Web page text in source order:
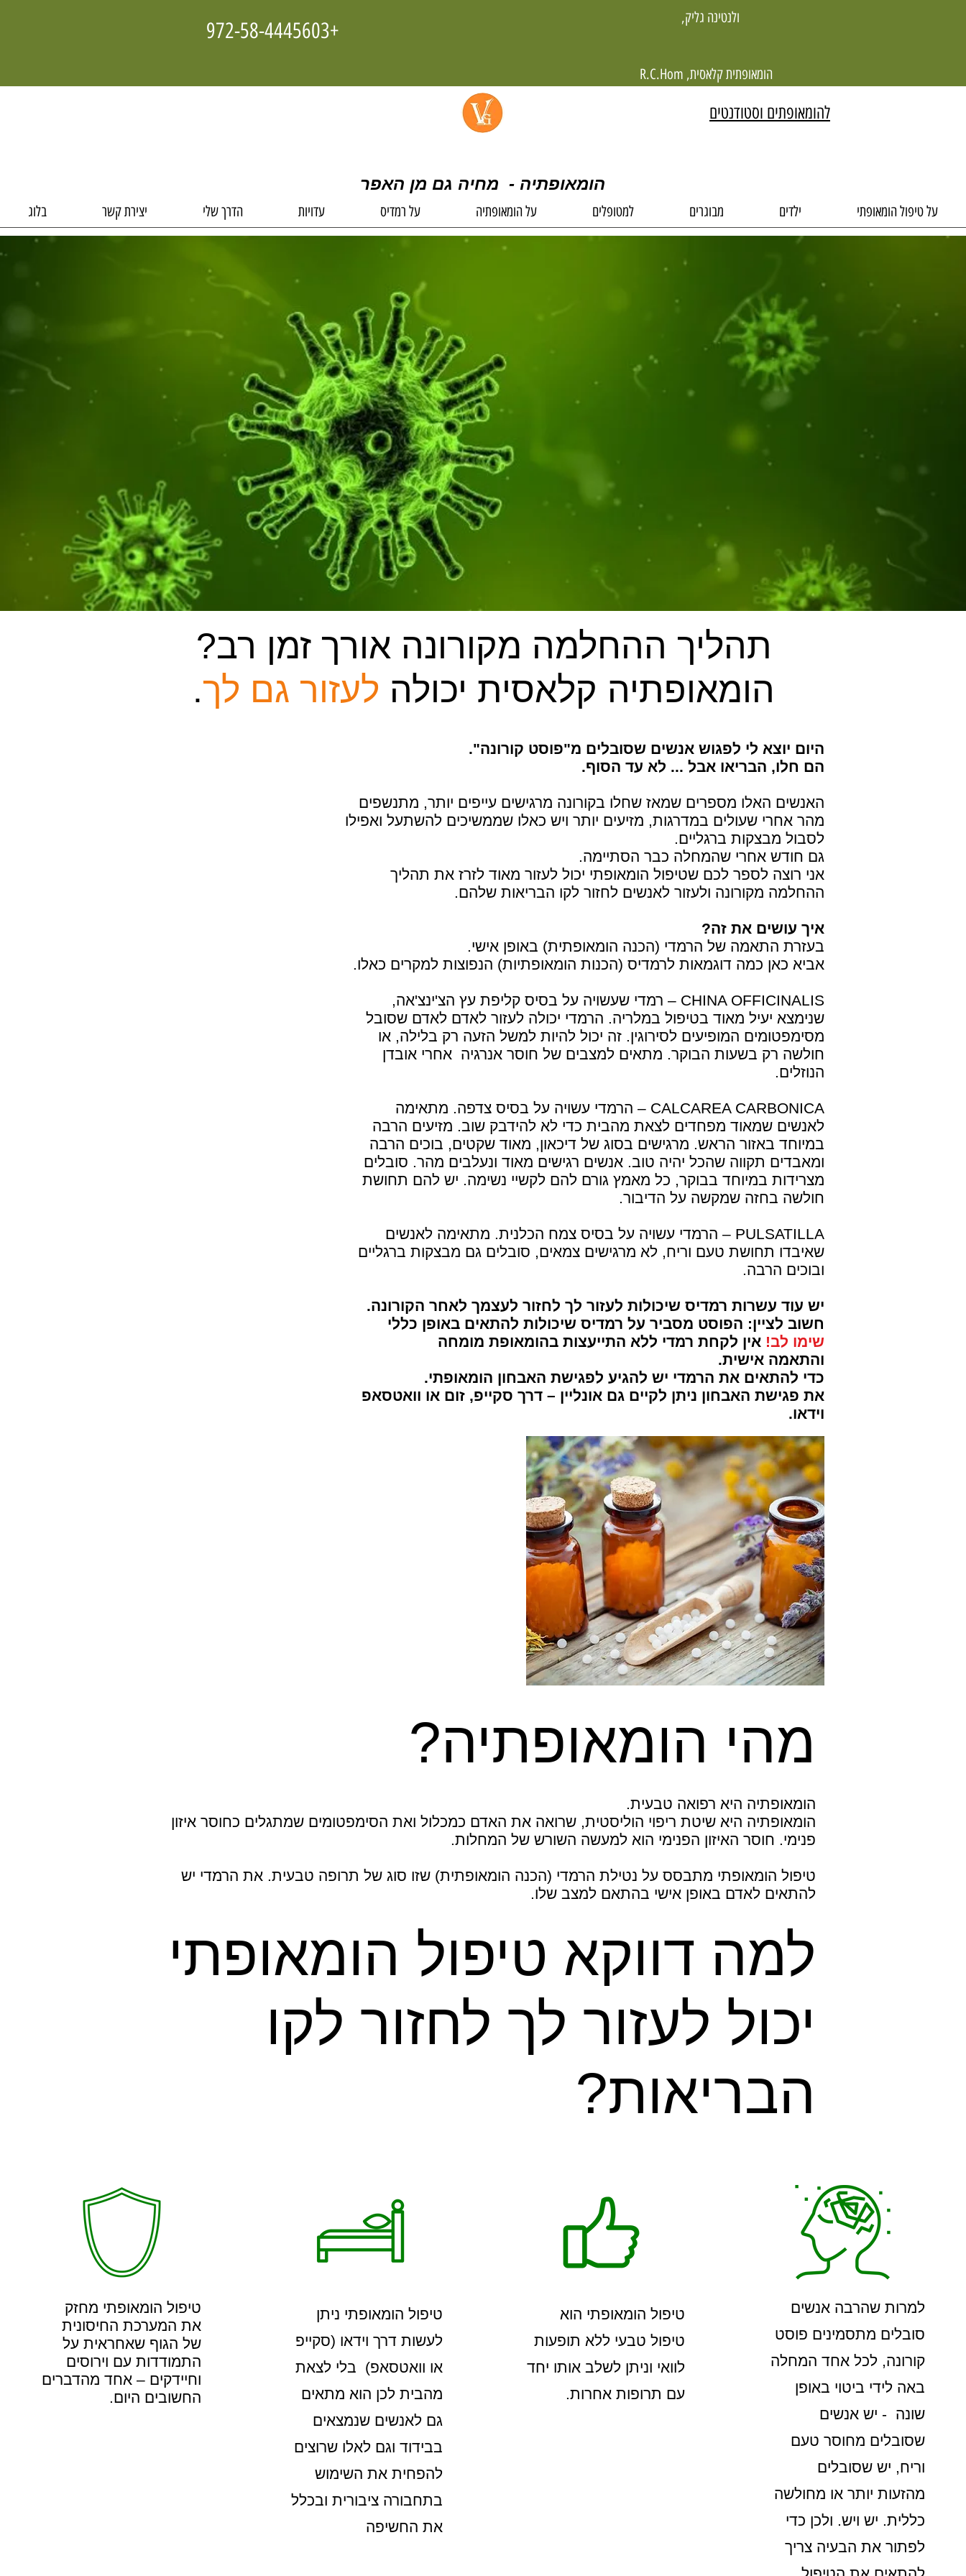
ולנטינה גליק, +972-58-4445603
הומאופתית קלאסית, R.C.Hom
להומאופתים וסטודנטים
הומאופתיה - מחיה גם מן האפר
על טיפול הומאופתי ילדים מבוגרים למטופלים על הומאופתיה על רמדיס עדויות הדרך שלי יצירת קשר בלוג
תהליך ההחלמה מקורונה אורך זמן רב?
הומאופתיה קלאסית יכולה לעזור גם לך.
היום יוצא לי לפגוש אנשים שסובלים מ"פוסט קורונה".
הם חלו, הבריאו אבל ... לא עד הסוף.
האנשים האלו מספרים שמאז שחלו בקורונה מרגישים עייפים יותר, מתנשפים
מהר אחרי שעולים במדרגות, מזיעים יותר ויש כאלו שממשיכים להשתעל ואפילו
לסבול מבצקות ברגליים.
גם חודש אחרי שהמחלה כבר הסתיימה.
אני רוצה לספר לכם שטיפול הומאופתי יכול לעזור מאוד לזרז את תהליך
ההחלמה מקורונה ולעזור לאנשים לחזור לקו הבריאות שלהם.
איך עושים את זה?
בעזרת התאמה של הרמדי (הכנה הומאופתית) באופן אישי.
אביא כאן כמה דוגמאות לרמדיס (הכנות הומאופתיות) הנפוצות למקרים כאלו.
CHINA OFFICINALIS – רמדי שעשויה על בסיס קליפת עץ הצ'ינצ'אה,
שנימצא יעיל מאוד בטיפול במלריה. הרמדי יכולה לעזור לאדם לאדם שסובל
מסימפטומים המופיעים לסירוגין. זה יכול להיות למשל הזעה רק בלילה, או
חולשה רק בשעות הבוקר. מתאים למצבים של חוסר אנרגיה אחרי אובדן
הנוזלים.
CALCAREA CARBONICA – הרמדי עשויה על בסיס צדפה. מתאימה
לאנשים שמאוד מפחדים לצאת מהבית כדי לא להידבק שוב. מזיעים הרבה
במיוחד באזור הראש. מרגישים בסוג של דיכאון, מאוד שקטים, בוכים הרבה
ומאבדים תקווה שהכל יהיה טוב. אנשים רגישים מאוד ונעלבים מהר. סובלים
מצרידות במיוחד בבוקר, כל מאמץ גורם להם לקשיי נשימה. יש להם תחושת
חולשה בחזה שמקשה על הדיבור.
PULSATILLA – הרמדי עשויה על בסיס צמח הכלנית. מתאימה לאנשים
שאיבדו תחושת טעם וריח, לא מרגישים צמאים, סובלים גם מבצקות ברגליים
ובוכים הרבה.
יש עוד עשרות רמדיס שיכולות לעזור לך לחזור לעצמך לאחר הקורונה.
חשוב לציין: הפוסט מסביר על רמדיס שיכולות להתאים באופן כללי
שימו לב! אין לקחת רמדי ללא התייעצות בהומאופת מומחה
והתאמה אישית.
כדי להתאים את הרמדי יש להגיע לפגישת האבחון הומאופתי.
את פגישת האבחון ניתן לקיים גם אונליין – דרך סקייפ, זום או וואטסאפ
וידאו.
מהי הומאופתיה?
הומאופתיה היא רפואה טבעית.
הומאופתיה היא שיטת ריפוי הוליסטית, שרואה את האדם כמכלול ואת הסימפטומים שמתגלים כחוסר איזון
פנימי. חוסר האיזון הפנימי הוא למעשה השורש של המחלות.
טיפול הומאופתי מתבסס על נטילת הרמדי (הכנה הומאופתית) שזו סוג של תרופה טבעית. את הרמדי יש
להתאים לאדם באופן אישי בהתאם למצב שלו.
למה דווקא טיפול הומאופתי
יכול לעזור לך לחזור לקו
הבריאות?
טיפול הומאופתי מחזק
את המערכת החיסונית
של הגוף שאחראית על
התמודדות עם וירוסים
וחיידקים – אחד מהדברים
החשובים היום.
טיפול הומאופתי ניתן
לעשות דרך וידאו (סקייפ
או וואטסאפ) בלי לצאת
מהבית לכן הוא מתאים
גם לאנשים שנמצאים
בבידוד וגם לאלו שרוצים
להפחית את השימוש
בתחבורה ציבורית ובכלל
את החשיפה
טיפול הומאופתי הוא
טיפול טבעי ללא תופעות
לוואי וניתן לשלב אותו יחד
עם תרופות אחרות.
למרות שהרבה אנשים
סובלים מתסמינים פוסט
קורונה, לכל אחד המחלה
באה לידי ביטוי באופן
שונה - יש אנשים
שסובלים מחוסר טעם
וריח, יש שסובלים
מהזעות יותר או מחולשה
כללית. יש ויש. ולכן כדי
לפתור את הבעיה צריך